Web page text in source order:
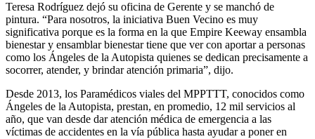
Teresa Rodríguez dejó su oficina de Gerente y se manchó de
pintura. “Para nosotros, la iniciativa Buen Vecino es muy
significativa porque es la forma en la que Empire Keeway ensambla
bienestar y ensamblar bienestar tiene que ver con aportar a personas
como los Ángeles de la Autopista quienes se dedican precisamente a
socorrer, atender, y brindar atención primaria”, dijo.
Desde 2013, los Paramédicos viales del MPPTTT, conocidos como
Ángeles de la Autopista, prestan, en promedio, 12 mil servicios al
año, que van desde dar atención médica de emergencia a las
víctimas de accidentes en la vía pública hasta ayudar a poner en